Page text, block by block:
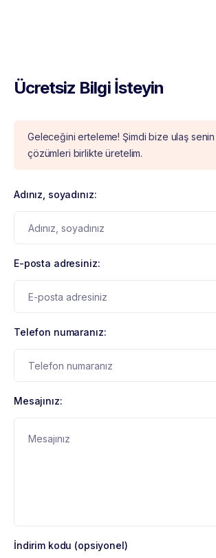
Ücretsiz Bilgi İsteyin
Geleceğini erteleme! Şimdi bize ulaş
çözümleri birlikte üretelim.
Adınız, soyadınız:
E-posta adresiniz:
Telefon numaranız:
Mesajınız:
İndirim kodu (opsiyonel)